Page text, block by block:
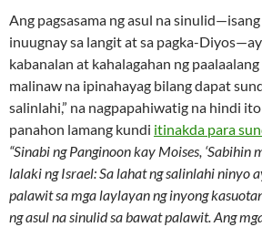
Ang pagsasama ng asul na
inuugnay sa langit at sa pagka-
kabanalan at kahalagahan ng
malinaw na ipinahayag bilang dapat
salinlahi,” na nagpapahiwatig na hindi
panahon lamang kundi itinakda para
“Sinabi ng Panginoon kay Moises, ‘Sabihin
lalaki ng Israel: Sa lahat ng salinlahi ninyo
palawit sa mga laylayan ng inyong
ng asul na sinulid sa bawat palawit. Ang